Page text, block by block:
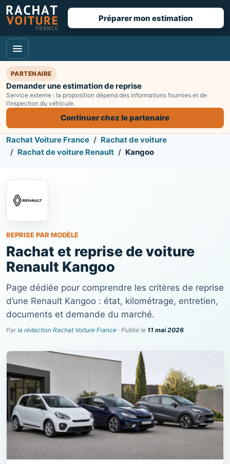
Préparer mon estimation
PARTENAIRE
Demander une estimation de reprise
Service externe : la proposition dépend des informations fournies et de
l’inspection du véhicule.
Continuer chez le partenaire
Rachat Voiture France
Rachat de voiture
Rachat de voiture Renault
Kangoo
REPRISE PAR MODÈLE
Rachat et reprise de voiture
Renault Kangoo
Page dédiée pour comprendre les critères de reprise
d’une Renault Kangoo : état, kilométrage, entretien,
documents et demande du marché.
Parla rédaction Rachat Voiture France · Publié le 11 mai 2026